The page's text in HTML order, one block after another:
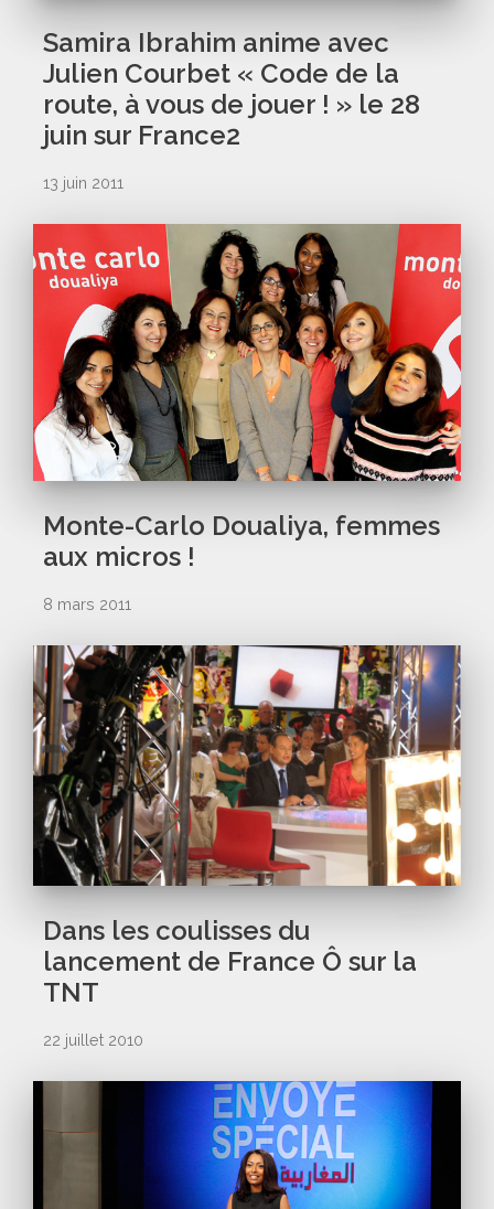
Samira Ibrahim anime avec
Julien Courbet « Code de la
route, à vous de jouer ! » le 28
juin sur France2
13 juin 2011
Monte-Carlo Doualiya, femmes
aux micros !
8 mars 2011
Dans les coulisses du
lancement de France Ô sur la
TNT
22 juillet 2010